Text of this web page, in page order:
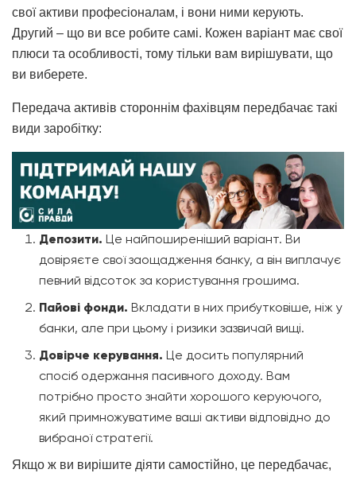
свої активи професіоналам, і вони ними керують.
Другий – що ви все робите самі. Кожен варіант має свої
плюси та особливості, тому тільки вам вирішувати, що
ви виберете.
Передача активів стороннім фахівцям передбачає такі
види заробітку:
Депозити.Це найпоширеніший варіант. Ви
довіряєте свої заощадження банку, а він виплачує
певний відсоток за користування грошима.
Пайові фонди. Вкладати в них прибутковіше, ніж у
банки, але при цьому і ризики зазвичай вищі.
Довірче керування. Це досить популярний
спосіб одержання пасивного доходу. Вам
потрібно просто знайти хорошого керуючого,
який примножуватиме ваші активи відповідно до
вибраної стратегії.
Якщо ж ви вирішите діяти самостійно, це передбачає,